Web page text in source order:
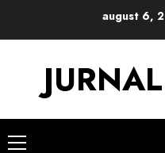
august 6,
Primary